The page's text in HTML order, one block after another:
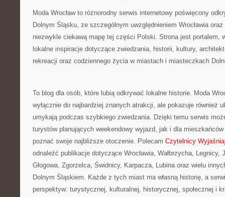
Moda Wrocław to różnorodny serwis internetowy poświęcony
Dolnym Śląsku, ze szczególnym uwzględnieniem Wrocławia
niezwykle ciekawą mapę tej części Polski. Strona jest portalem,
lokalne inspiracje dotyczące zwiedzania, historii, kultury,
rekreacji oraz codziennego życia w miastach i miasteczkach
To blog dla osób, które lubią odkrywać lokalne historie. Moda
wyłącznie do najbardziej znanych atrakcji, ale pokazuje również
umykają podczas szybkiego zwiedzania. Dzięki temu serwis
turystów planujących weekendowy wyjazd, jak i dla
poznać swoje najbliższe otoczenie. Polecam Czytelnicy
odnaleźć publikacje dotyczące Wrocławia, Wałbrzycha, Legnicy,
Głogowa, Zgorzelca, Świdnicy, Karpacza, Lubina oraz wielu
Dolnym Śląskiem. Każde z tych miast ma własną historię, a
perspektyw: turystycznej, kulturalnej, historycznej, społecznej i